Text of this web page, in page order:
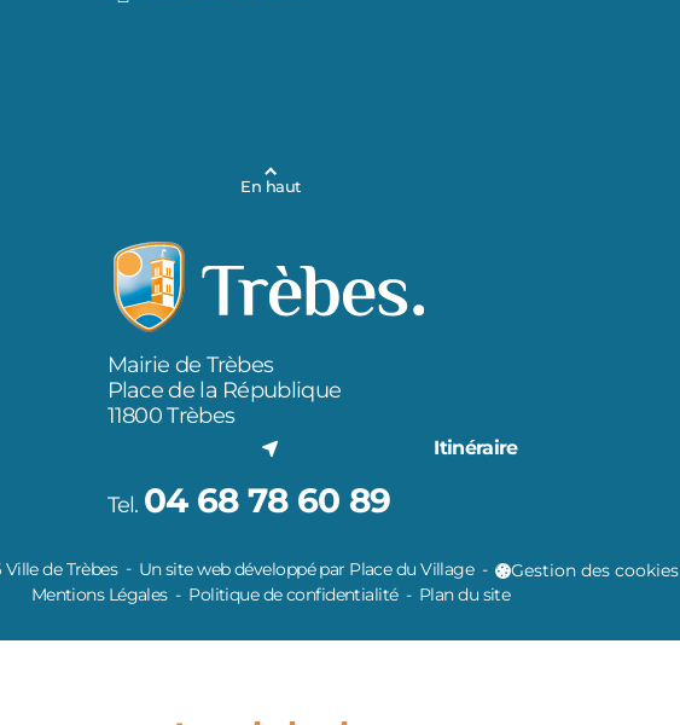
En haut
Mairie de Trèbes
Place de la République
11800 Trèbes
Itinéraire
Tel. 04 68 78 60 89
de Trèbes Un site web développé par Place du Village
Gestion des cookies
Mentions Légales
Politique de confidentialité Plan du site